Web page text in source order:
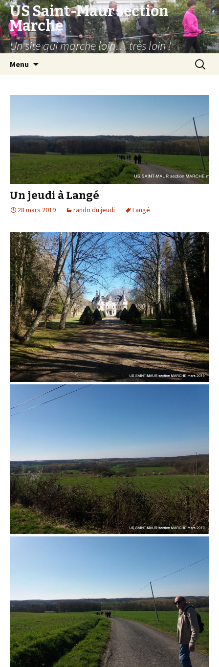
US Saint-Maur section
Marche
Un site qui marche loin… très loin !
Menu
Un jeudi à Langé
28 mars 2019 rando du jeudi Langé